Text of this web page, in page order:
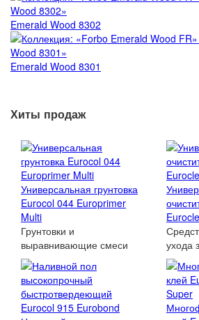
Emerald Wood 8302
Emerald Wood 8301
Хиты продаж
Универсальная грунтовка
Eurocol 044 Europrimer
Multi
Грунтовки и
выравнивающие смеси
ухода